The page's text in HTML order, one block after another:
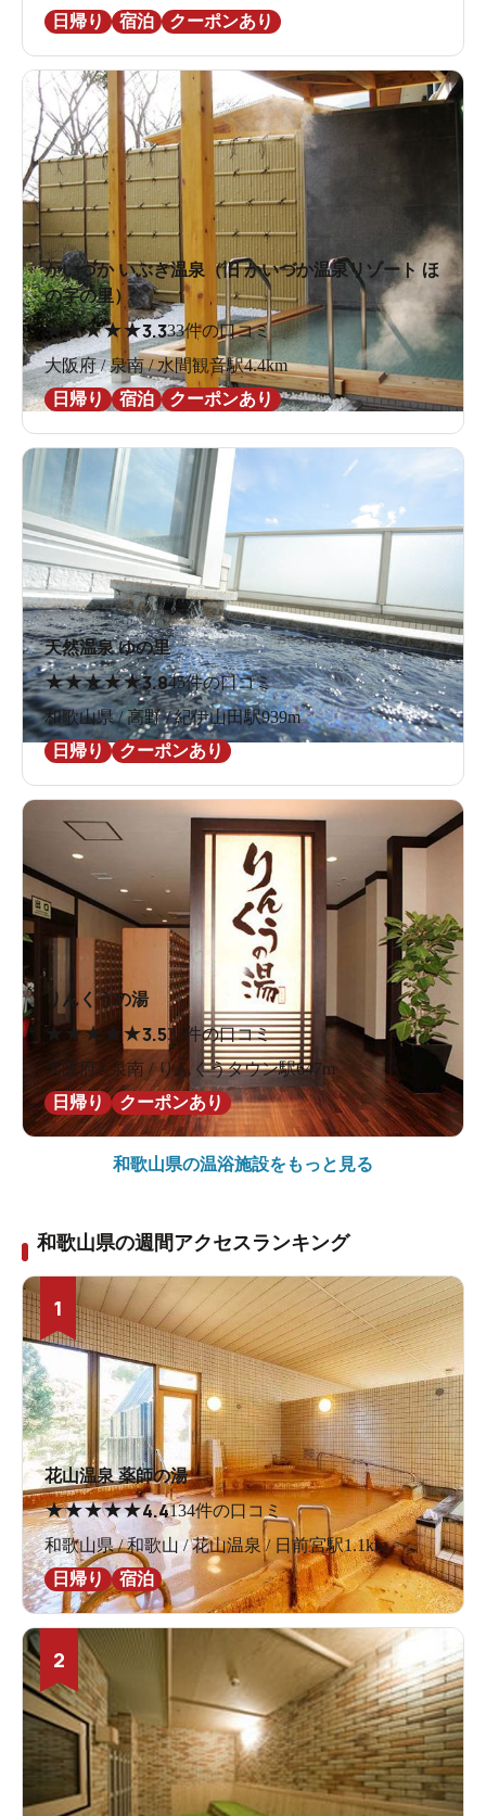
日帰り 宿泊 クーポンあり
かいづか いぶき温泉（旧 かいづか温泉リゾート ほ
の字の里）
★★★★★3.333件の口コミ
大阪府 / 泉南 / 水間観音駅4.4km
日帰り
宿泊 クーポンあり
天然温泉 ゆの里
★★★★★3.845件の口コミ
和歌山県 / 高野 / 紀伊山田駅939m
日帰り
クーポンあり
りんくうの湯
★ ★★ ★ ★3.533件の口コミ
大阪府 / 泉南 / りんくうタウン駅647m
日帰り
クーポンあり
和歌山県の温浴施設をもっと見る
和歌山県の週間アクセスランキング
1
花山温泉 薬師の湯
★★★★★4.4134件の口コミ
和歌山県 / 和歌山 / 花山温泉 / 日前宮駅1.1km
日帰り
宿泊
2